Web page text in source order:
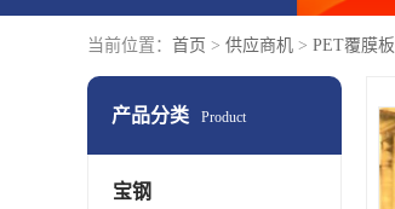
当前位置： 首页 > 供应商机 > PET覆膜板
产品分类 Product
宝钢